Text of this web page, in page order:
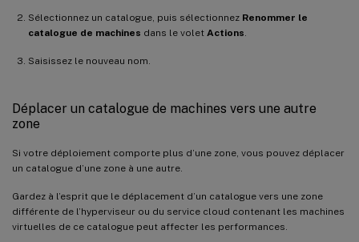
Sélectionnez un catalogue, puis sélectionnez Renommer le
catalogue de machines dans le volet Actions
Saisissez le nouveau nom.
Déplacer un catalogue de machines vers une autre
zone
Si votre déploiement comporte plus d’une zone, vous pouvez déplacer
un catalogue d’une zone à une autre.
Gardez à l’esprit que le déplacement d’un catalogue vers une zone
différente de l’hyperviseur ou du service cloud contenant les machines
virtuelles de ce catalogue peut affecter les performances.